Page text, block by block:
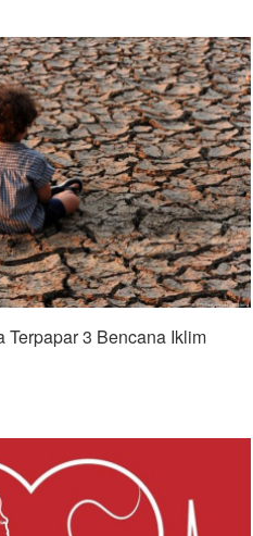
3 Bencana Iklim